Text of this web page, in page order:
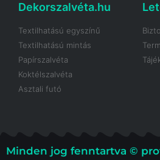
Dekorszalvéta.hu
Textilhatású egyszínű
Textilhatású mintás
Papírszalvéta
Koktélszalvéta
Asztali futó
Minden jog fenntartva ©